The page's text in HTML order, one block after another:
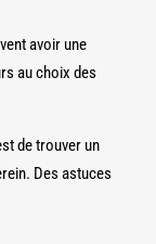
avoir une
au choix des
de trouver un
Des astuces